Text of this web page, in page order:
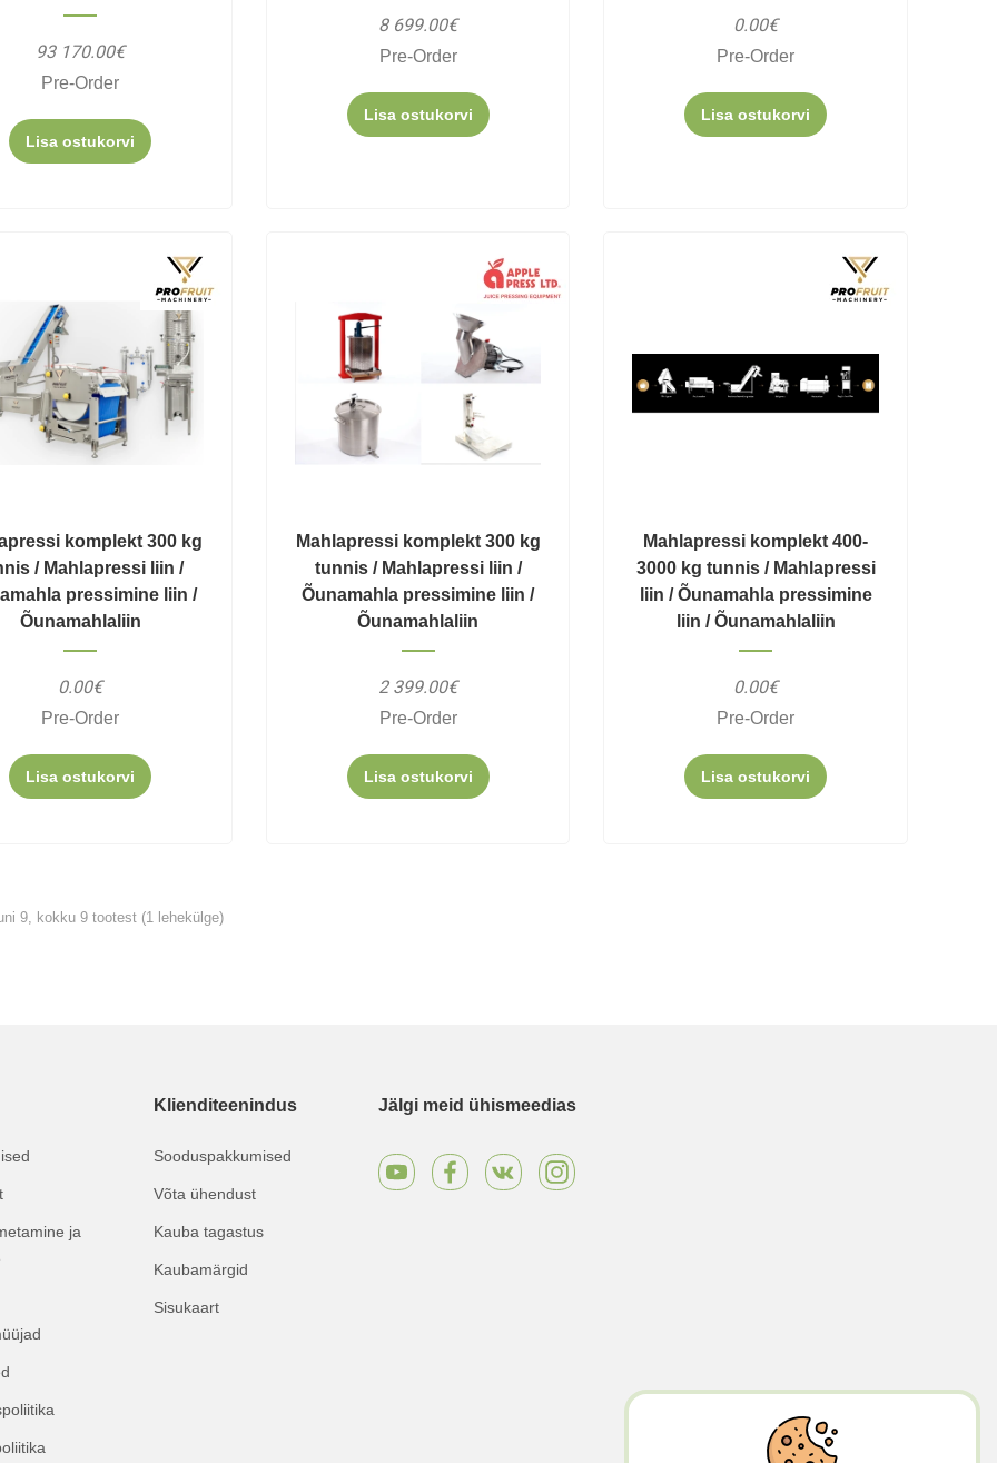
93 170.00€
Pre-Order
Lisa ostukorvi
8 699.00€
Pre-Order
Lisa ostukorvi
0.00€
Pre-Order
Lisa ostukorvi
komplekt 300 kg
/ Mahlapressi liin /
pressimine liin /
Õunamahlaliin
0.00€
Pre-Order
Lisa ostukorvi
Mahlapressi komplekt 300 kg
tunnis / Mahlapressi liin /
Õunamahla pressimine liin /
Õunamahlaliin
2 399.00€
Pre-Order
Lisa ostukorvi
Mahlapressi komplekt 400-
3000 kg tunnis / Mahlapressi
liin / Õunamahla pressimine
liin / Õunamahlaliin
0.00€
Pre-Order
Lisa ostukorvi
9, kokku 9 tootest (1 lehekülge)
ja
Klienditeenindus
Sooduspakkumised
Võta ühendust
Kauba tagastus
Kaubamärgid
Sisukaart
Jälgi meid ühismeedias